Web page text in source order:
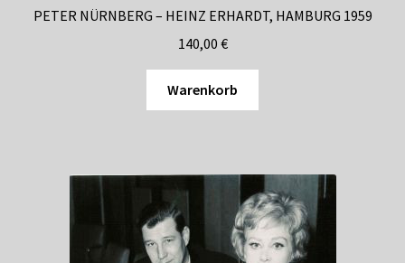
PETER NÜRNBERG – HEINZ ERHARDT, HAMBURG 1959
140,00 €
Warenkorb